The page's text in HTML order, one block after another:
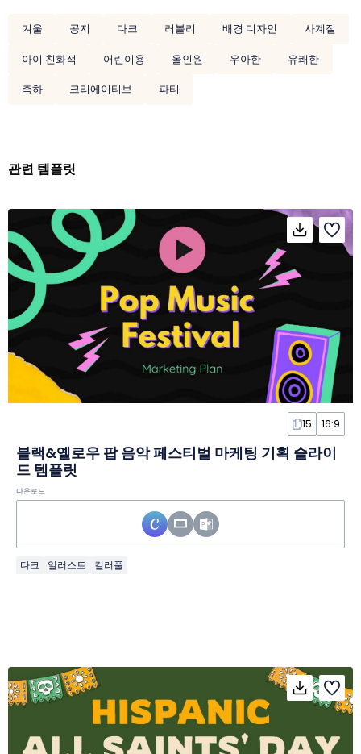
겨울 공지 다크 러블리 배경 디자인
사계절
아이 친화적
어린이용 올인원 우아한
유쾌한
축하
크리에이티브 파티
관련 템플릿
15 16:9
블랙&옐로우 팝 음악 페스티벌 마케팅 기획 슬라이
드 템플릿
다운로드
다크 일러스트 컬러풀